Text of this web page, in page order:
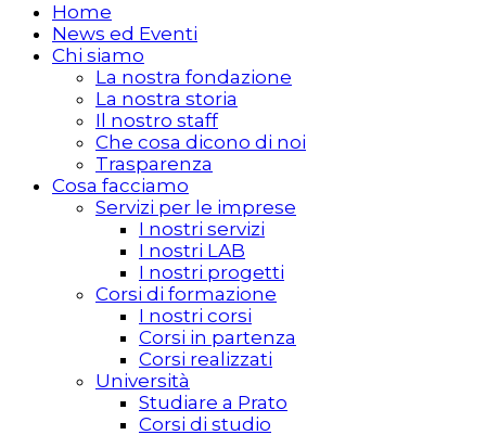
Home
News ed Eventi
Chi siamo
La nostra fondazione
La nostra storia
Il nostro staff
Che cosa dicono di noi
Trasparenza
Cosa facciamo
Servizi per le imprese
I nostri servizi
I nostri LAB
I nostri progetti
Corsi di formazione
I nostri corsi
Corsi in partenza
Corsi realizzati
Università
Studiare a Prato
Corsi di studio